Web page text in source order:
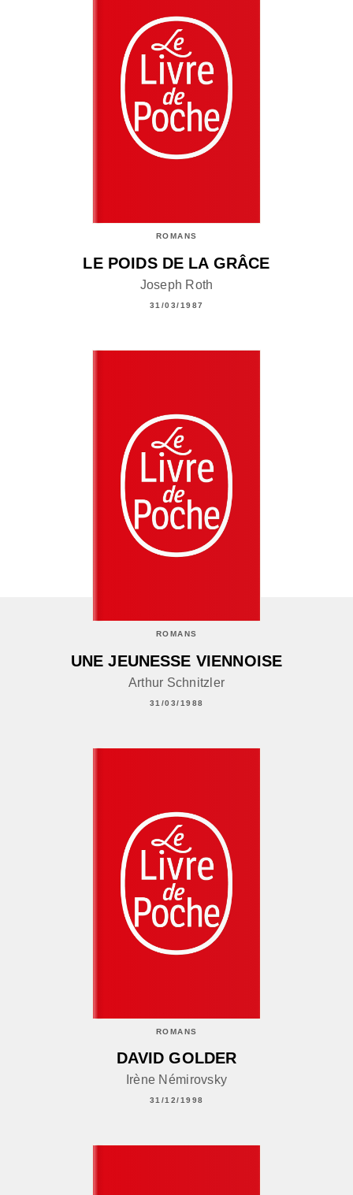
ROMANS
LE POIDS DE LA GRÂCE
Joseph Roth
31/03/1987
ROMANS
UNE JEUNESSE VIENNOISE
Arthur Schnitzler
31/03/1988
ROMANS
DAVID GOLDER
Irène Némirovsky
31/12/1998